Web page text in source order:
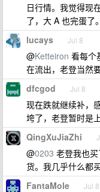
日行情。我觉得现
了，大 A 也完蛋了。
lucays Jul 8
@Ketteiron 看每个
在流出，老登当然
dfcgod Jul 8
现在跌就继续补，
垮了，老登暂时是
QingXuJiaZhi
@0203 老登我也
货。我几乎什么都
FantaMole Jul 8